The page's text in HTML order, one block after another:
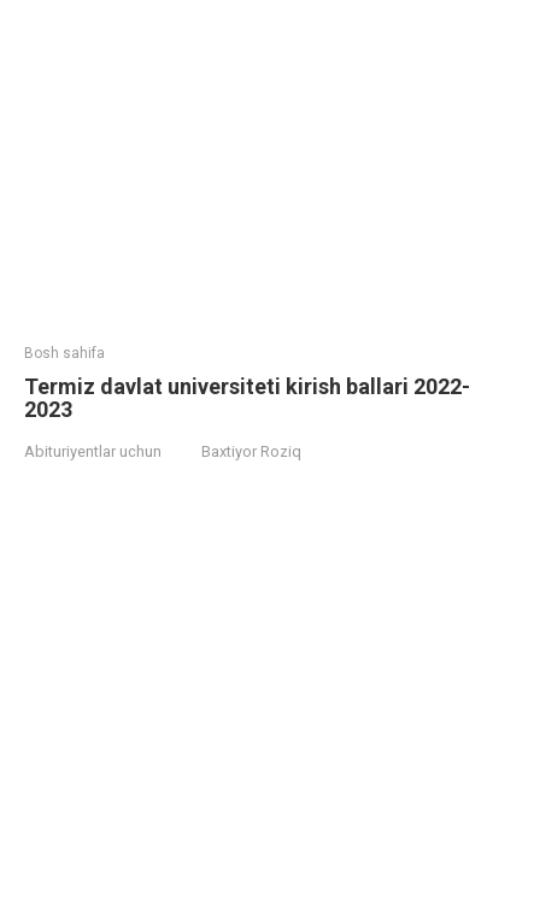
Bosh sahifa
Termiz davlat universiteti kirish ballari 2022-
2023
Abituriyentlar uchun Baxtiyor Roziq